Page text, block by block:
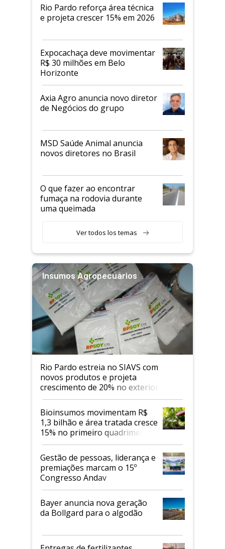
Rio Pardo reforça área técnica
e projeta crescer 15% em 2026
Expocachaça deve movimentar
R$ 30 milhões em Belo
Horizonte
Axia Agro anuncia novo diretor
de Negócios do grupo
MSD Saúde Animal anuncia
novos diretores no Brasil
O que fazer ao encontrar
fumaça na rodovia durante
uma queimada
Ver todos los temas
Insumos Agropecuários
Rio Pardo estreia no SIAVS com
novos produtos e projeta
crescimento de 20% no exterior
Bioinsumos movimentam R$
1,3 bilhão e área tratada cresce
15% no primeiro quadrimestre
de 2026
Gestão de pessoas, liderança e
premiações marcam o 15º
Congresso Andav
Bayer anuncia nova geração
da Bollgard para o algodão